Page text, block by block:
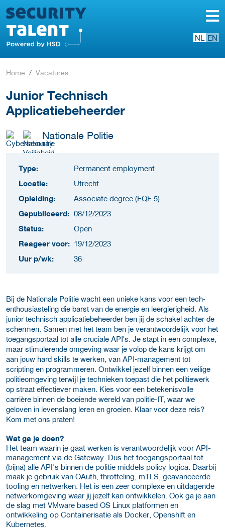
NL EN
Home Vacatures
Junior Technisch
Applicatiebeheerder
Nationale Politie
Type:
Permanent employment
Locatie:
Utrecht
Opleiding:
Associate degree (EQF 5)
Gepubliceerd: 08/12/2023
Status:
Open
Reageer voor: 19/12/2023
Uur p/wk:
36
Bij de Nationale Politie wacht een unieke kans voor een tech-
enthousiasteling die barst van de energie en leergierigheid. Als
junior technisch applicatiebeheerder ben jij de schakel achter de
schermen. Samen met het team ben je verantwoordelijk voor het
toegangsportaal tot alle cruciale API's. Je stapt in een complexe,
maar stimulerende omgeving waar je volop de kans krijgt om
aan jouw hard skills te werken, van API-management tot
scripting en programmeren. Ontwikkel jezelf binnen een veilige
politieomgeving terwijl je technieken toepast die het politiewerk
op straat effectiever maken. Kies voor een betekenisvolle
carrière binnen de boeiende wereld van politie-IT, waar we
geloven in levenslang leren en groeien. Klaar voor deze reis?
Kom met ons praten!
Wat ga je doen?
Het team waarin je gaat werken is verantwoordelijk voor API-
management via de Gateway. Dus het toegangsportaal tot
(bijna) alle API's binnen de politie middels policy logica. Daarbij
maak je gebruik van OAuth, throtteling, mTLS, geavanceerde
tooling en netwerken. Het is een zeer complexe en uitdagende
netwerkomgeving waar jij jezelf kan ontwikkelen. Ook ga je aan
de slag met VMware based OS Linux platformen en
ontwikkeling op Containerisatie als Docker, Openshift en
Kubernetes.